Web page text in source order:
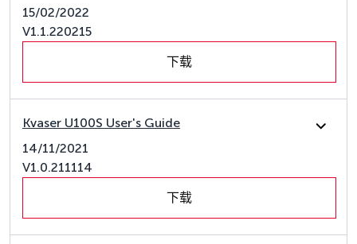
15/02/2022
V1.1.220215
下载
Kvaser U100S User's Guide
14/11/2021
V1.0.211114
下载